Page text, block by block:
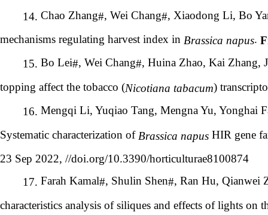
14. Chao Zhang#, Wei Chang#, Xiaodong Li, Bo
mechanisms regulating harvest index in Brassica napus.
15. Bo Lei#, Wei Chang#, Huina Zhao, Kai Zhang,
topping affect the tobacco (Nicotiana tabacum)
16. Mengqi Li, Yuqiao Tang, Mengna Yu,
Systematic characterization of Brassica napus HIR gene
23 Sep 2022, //doi.org/10.3390/horticulturae8100874
17. Farah Kamal#, Shulin Shen#, Ran Hu, Qianwei
characteristics analysis of siliques and effects of lights